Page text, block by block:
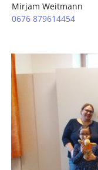
Mirjam Weitmann
0676 879614454⁩